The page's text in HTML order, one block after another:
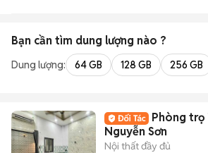
Bạn cần tìm dung lượng nào ?
Dung lượng: 64 GB 128 GB 256 GB
Phòng trọ
Nguyễn Sơn
Nội thất đầy đủ